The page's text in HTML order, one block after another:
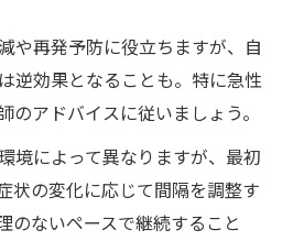
や再発予防に役立ちますが、自
逆効果となることも。特に急性
のアドバイスに従いましょう。
境によって異なりますが、最初
状の変化に応じて間隔を調整す
のないペースで継続すること